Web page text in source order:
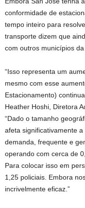
conformidade de
tempo inteiro para
transporte dizem que
com outros municípios da
“Isso representa um
mesmo com esse
Estacionamento)
Heather Hoshi, Diretora
“Dado o tamanho
afeta significativamente
demanda, frequente e
operando com cerca de
Para colocar isso em
1,25 policiais. Embora
incrivelmente eficaz.”